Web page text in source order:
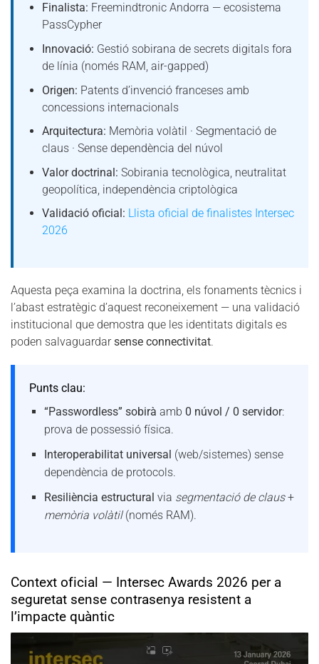
Finalista: Freemindtronic Andorra — ecosistema
PassCypher
Innovació: Gestió sobirana de secrets digitals fora
de línia (només RAM, air-gapped)
Origen: Patents d’invenció franceses amb
concessions internacionals
Arquitectura: Memòria volàtil · Segmentació de
claus · Sense dependència del núvol
Valor doctrinal: Sobirania tecnològica, neutralitat
geopolítica, independència criptològica
Validació oficial: Llista oficial de finalistes Intersec
2026
Aquesta peça examina la doctrina, els fonaments tècnics i
l’abast estratègic d’aquest reconeixement — una validació
institucional que demostra que les identitats digitals es
poden salvaguardarsense connectivitat.
Punts clau:
“Passwordless” sobirà amb 0 núvol / 0 servidor:
prova de possessió física.
Interoperabilitat universal (web/sistemes) sense
dependència de protocols.
Resiliència estructural via segmentació de claus+
memòria volàtil(només RAM).
Context oficial — Intersec Awards 2026 per a
seguretat sense contrasenya resistent a
l’impacte quàntic